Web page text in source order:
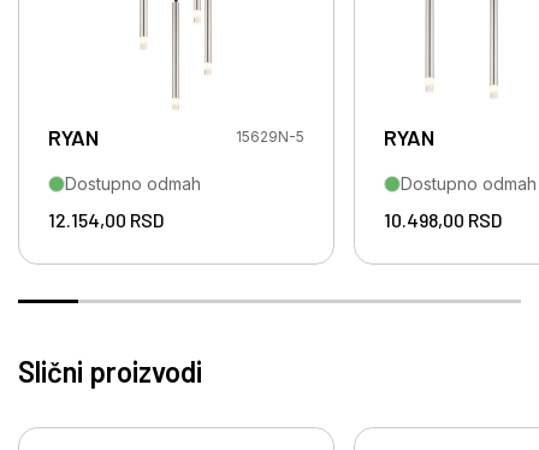
RYAN 15629N-5
Dostupno odmah
12.154,00 RSD
RYAN
Dostupno odmah
10.498,00 RSD
Slični proizvodi